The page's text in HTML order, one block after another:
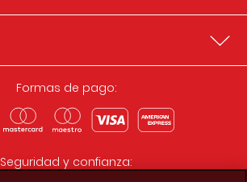
Formas de pago:
Seguridad y confianza: